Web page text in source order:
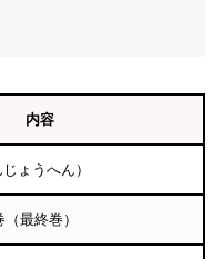
内容
ょうへん）
最終巻）